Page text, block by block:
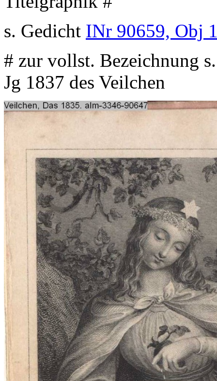
s. Gedicht INr 90659, Obj
# zur vollst. Bezeichnung
Jg 1837 des Veilchen